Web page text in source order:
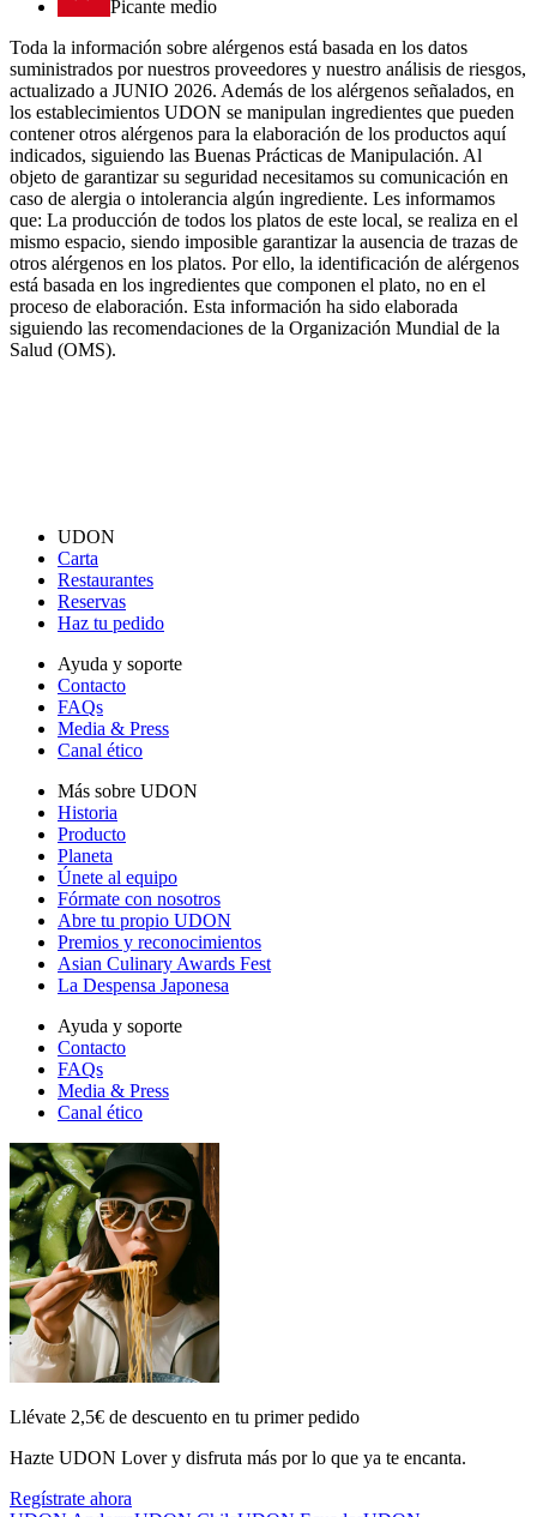
Picante medio
Toda la información sobre alérgenos está basada en los datos
suministrados por nuestros proveedores y nuestro análisis de riesgos,
actualizado a JUNIO 2026. Además de los alérgenos señalados, en
los establecimientos UDON se manipulan ingredientes que pueden
contener otros alérgenos para la elaboración de los productos aquí
indicados, siguiendo las Buenas Prácticas de Manipulación. Al
objeto de garantizar su seguridad necesitamos su comunicación en
caso de alergia o intolerancia algún ingrediente. Les informamos
que: La producción de todos los platos de este local, se realiza en el
mismo espacio, siendo imposible garantizar la ausencia de trazas de
otros alérgenos en los platos. Por ello, la identificación de alérgenos
está basada en los ingredientes que componen el plato, no en el
proceso de elaboración. Esta información ha sido elaborada
siguiendo las recomendaciones de la Organización Mundial de la
Salud (OMS).
UDON
Carta
Restaurantes
Reservas
Haz tu pedido
Ayuda y soporte
Contacto
FAQs
Media & Press
Canal ético
Más sobre UDON
Historia
Producto
Planeta
Únete al equipo
Fórmate con nosotros
Abre tu propio UDON
Premios y reconocimientos
Asian Culinary Awards Fest
La Despensa Japonesa
Ayuda y soporte
Contacto
FAQs
Media & Press
Canal ético
Llévate 2,5€ de descuento en tu primer pedido
Hazte UDON Lover y disfruta más por lo que ya te encanta.
Regístrate ahora